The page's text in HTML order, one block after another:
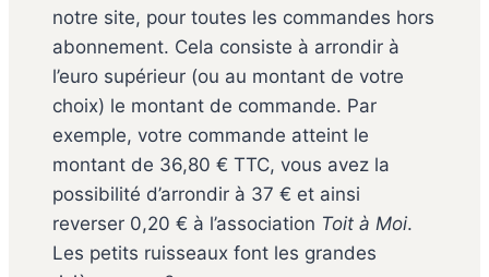
notre site, pour toutes les commandes hors
abonnement. Cela consiste à arrondir à
l’euro supérieur (ou au montant de votre
choix) le montant de commande. Par
exemple, votre commande atteint le
montant de 36,80 € TTC, vous avez la
possibilité d’arrondir à 37 € et ainsi
reverser 0,20 € à l’association Toit à Moi.
Les petits ruisseaux font les grandes